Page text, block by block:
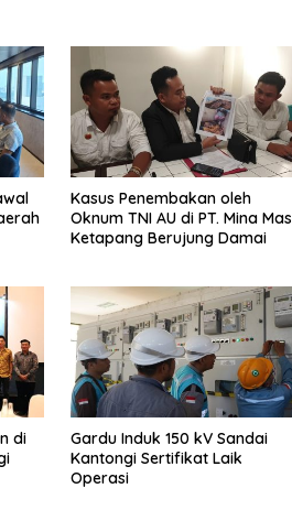
Kasus Penembakan oleh
Oknum TNI AU di PT. Mina Mas
Ketapang Berujung Damai
di
Gardu Induk 150 kV Sandai
Kantongi Sertifikat Laik
Operasi